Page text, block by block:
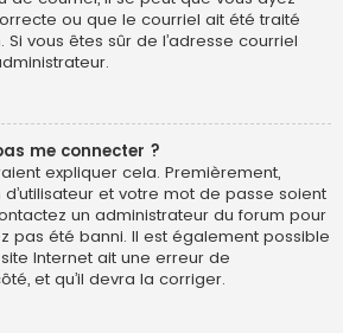
ou que le courriel ait été traité
vous êtes sûr de l’adresse courriel
me connecter ?
expliquer cela. Premièrement,
et votre mot de passe soient
un administrateur du forum pour
pas été banni. Il est également possible
Internet ait une erreur de
et qu’il devra la corriger.